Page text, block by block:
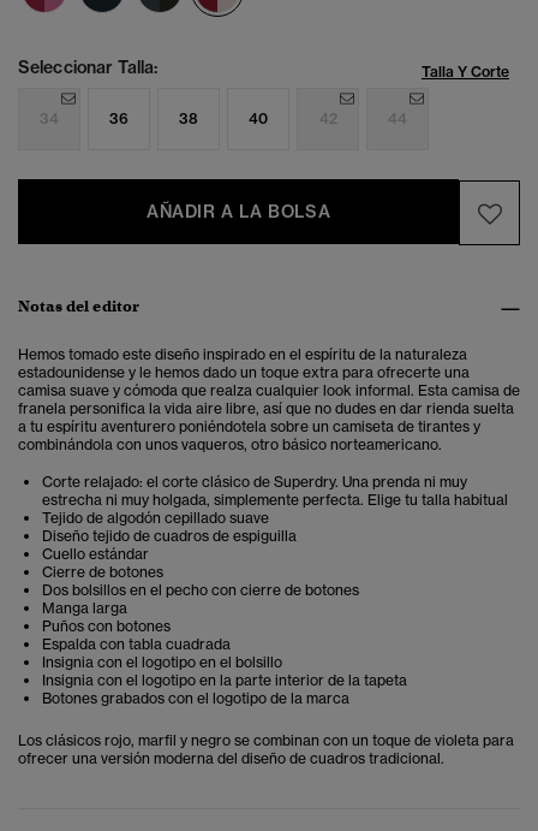
Seleccionar Talla: Talla Y Corte
34 36 38 40 42 44
AÑADIR A LA BOLSA
Notas del editor
Hemos tomado este diseño inspirado en el espíritu de la naturaleza
estadounidense y le hemos dado un toque extra para ofrecerte una
camisa suave y cómoda que realza cualquier look informal. Esta camisa de
franela personifica la vida aire libre, así que no dudes en dar rienda suelta
a tu espíritu aventurero poniéndotela sobre un camiseta de tirantes y
combinándola con unos vaqueros, otro básico norteamericano.
Corte relajado: el corte clásico de Superdry. Una prenda ni muy
estrecha ni muy holgada, simplemente perfecta. Elige tu talla habitual
Tejido de algodón cepillado suave
Diseño tejido de cuadros de espiguilla
Cuello estándar
Cierre de botones
Dos bolsillos en el pecho con cierre de botones
Manga larga
Puños con botones
Espalda con tabla cuadrada
Insignia con el logotipo en el bolsillo
Insignia con el logotipo en la parte interior de la tapeta
Botones grabados con el logotipo de la marca
Los clásicos rojo, marfil y negro se combinan con un toque de violeta para
ofrecer una versión moderna del diseño de cuadros tradicional.